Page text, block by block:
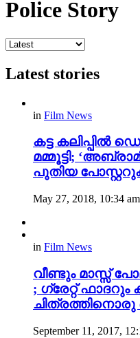
Police Story
Latest stories
in Film News
കട്ട കലിപ്പിൽ
മമ്മൂട്ടി;
പുതിയ
May 27, 2018, 10:34 am
in Film News
വീണ്ടും മാസ്സ്
; ഗ്രേറ്റ്‌
ചിത്രത്തിനൊരു
September 11, 2017,